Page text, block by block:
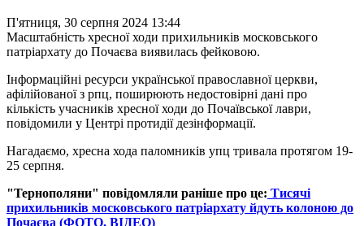
П'ятниця, 30 серпня 2024 13:44
Масштабність хресної ходи прихильників московського
патріархату до Почаєва виявилась фейковою.
Інформаційні ресурси української православної церкви,
афілійованої з рпц, поширюють недостовірні дані про
кількість учасників хресної ходи до Почаївської лаври,
повідомили у Центрі протидії дезінформації.
Нагадаємо, хресна хода паломників упц тривала протягом 19-
25 серпня.
"Тернополяни" повідомляли раніше про це: Тисячі
прихильників московського патріархату йдуть колоною до
Почаєва (ФОТО, ВІДЕО)